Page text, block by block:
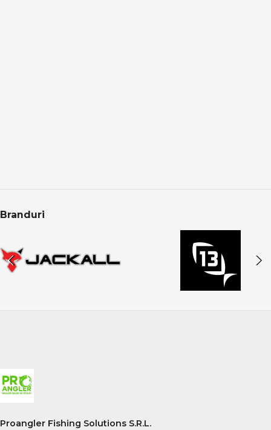
Branduri
Proangler Fishing Solutions S.R.L.